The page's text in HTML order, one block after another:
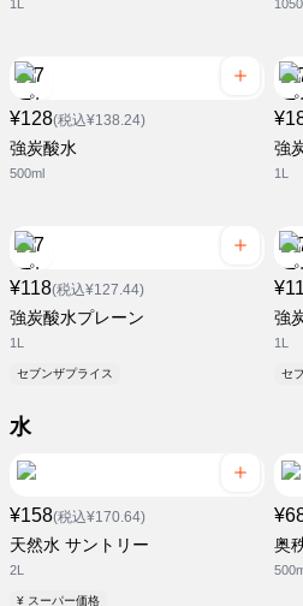
1L
¥128(税込¥138.24)
強炭酸水
500ml
強
1L
¥118(税込¥127.44)
強炭酸水プレーン
1L
セブンザプライス
強
1L
水
¥158(税込¥170.64)
天然水 サントリー
2L
¥ スーパー価格
奥